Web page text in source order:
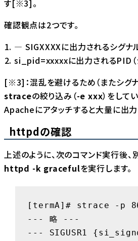
す[※3]。
確認観点は2つです。
— SIGXXXXに出力されるシグナ
si_pid=xxxxxに出力されるPID
[※3]：混乱を避けるため（またシグ
straceの絞り込み（-e xxx）をして
Apacheにアタッチすると大量に出力
httpdの確認
上述のように、次のコマンド実行後
httpd -k gracefulを実行します。
[termA]# strace -p
--- 略 ---
--- SIGUSR1